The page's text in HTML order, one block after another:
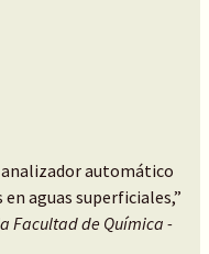
analizador automático
aguas superficiales,”
Facultad de Química -